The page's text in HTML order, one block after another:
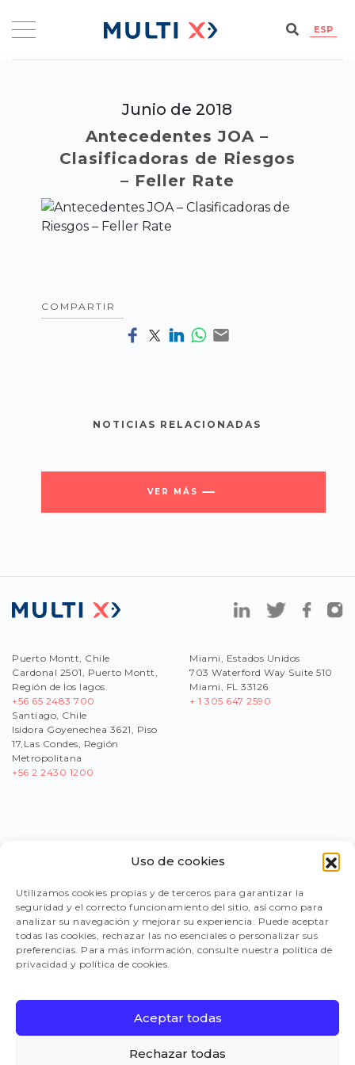
Uso de cookies
Utilizamos cookies propias y de terceros para garantizar la
seguridad y el correcto funcionamiento del sitio, así como para
analizar su navegación y mejorar su experiencia. Puede aceptar
todas las cookies, rechazar las no esenciales o personalizar sus
preferencias. Para más información, consulte nuestra política de
privacidad y política de cookies.
Aceptar todas
Rechazar todas
ESP
Junio de 2018
Antecedentes JOA –
Clasificadoras de Riesgos
– Feller Rate
COMPARTIR
NOTICIAS RELACIONADAS
VER MÁS
Puerto Montt, Chile
Cardonal 2501, Puerto Montt,
Región de los lagos.
+56 65 2483 700
Santiago, Chile
Isidora Goyenechea 3621, Piso
17,Las Condes, Región
Metropolitana
+56 2 2430 1200
Miami, Estados Unidos
703 Waterford Way Suite 510
Miami, FL 33126
+ 1 305 647 2590
PORTAL PROVEEDORES
LEGISLACIÓN